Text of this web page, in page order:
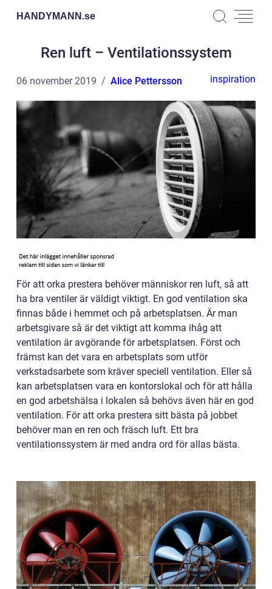
HANDYMANN.se
Ren luft – Ventilationssystem
06 november 2019 Alice Pettersson inspiration
För att orka prestera behöver människor ren luft, så att
ha bra ventiler är väldigt viktigt. En god ventilation ska
finnas både i hemmet och på arbetsplatsen. Är man
arbetsgivare så är det viktigt att komma ihåg att
ventilation är avgörande för arbetsplatsen. Först och
främst kan det vara en arbetsplats som utför
verkstadsarbete som kräver speciell ventilation. Eller så
kan arbetsplatsen vara en kontorslokal och för att hålla
en god arbetshälsa i lokalen så behövs även här en god
ventilation. För att orka prestera sitt bästa på jobbet
behöver man en ren och fräsch luft. Ett bra
ventilationssystem är med andra ord för allas bästa.